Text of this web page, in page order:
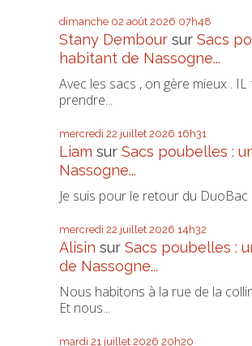
dimanche 02 août 2026 07h48
Stany Dembour surSacs
habitant de Nassogne...
Avec les sacs , on gère mieux .
prendre...
mercredi 22 juillet 2026 16h31
Liam surSacs poubelles :
Nassogne...
Je suis pour le retour du DuoBac !
mercredi 22 juillet 2026 14h32
Alisin surSacs poubelles :
de Nassogne...
Nous habitons à la rue de la
Et nous...
mardi 21 juillet 2026 20h20